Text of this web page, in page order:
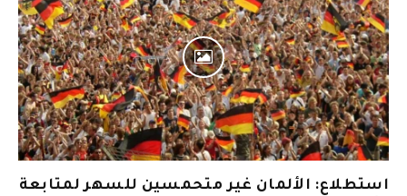
استطلاع: الألمان غير متحمسين للسهر لمتابعة